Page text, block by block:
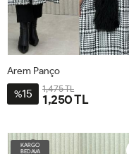
BDN-
Arem Panço
%15 1,475 TL
1,250 TL
KARGO
BEDAVA